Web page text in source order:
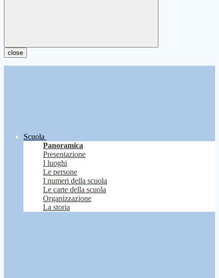
close
Scuola
Panoramica
Presentazione
I luoghi
Le persone
I numeri della scuola
Le carte della scuola
Organizzazione
La storia